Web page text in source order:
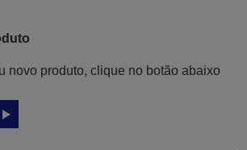
novo produto, clique no botão abaixo